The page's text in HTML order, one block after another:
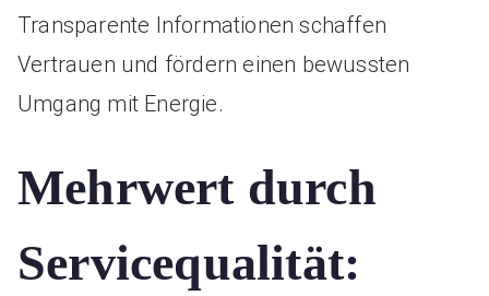
Transparente Informationen schaffen
Vertrauen und fördern einen bewussten
Umgang mit Energie.
Mehrwert durch
Servicequalität: